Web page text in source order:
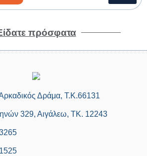
πρόσφατα
Δράμα, Τ.Κ.66131
329, Αιγάλεω, ΤΚ. 12243